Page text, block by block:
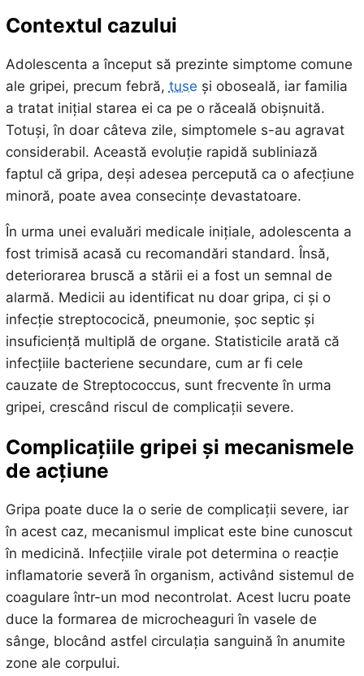
Contextul cazului
Adolescenta a început să prezinte simptome comune
ale gripei, precum febră, tuse și oboseală, iar familia
a tratat inițial starea ei ca pe o răceală obișnuită.
Totuși, în doar câteva zile, simptomele s-au agravat
considerabil. Această evoluție rapidă subliniază
faptul că gripa, deși adesea percepută ca o afecțiune
minoră, poate avea consecințe devastatoare.
În urma unei evaluări medicale inițiale, adolescenta a
fost trimisă acasă cu recomandări standard. Însă,
deteriorarea bruscă a stării ei a fost un semnal de
alarmă. Medicii au identificat nu doar gripa, ci și o
infecție streptococică, pneumonie, șoc septic și
insuficiență multiplă de organe. Statisticile arată că
infecțiile bacteriene secundare, cum ar fi cele
cauzate de Streptococcus, sunt frecvente în urma
gripei, crescând riscul de complicații severe.
Complicațiile gripei și mecanismele
de acțiune
Gripa poate duce la o serie de complicații severe, iar
în acest caz, mecanismul implicat este bine cunoscut
în medicină. Infecțiile virale pot determina o reacție
inflamatorie severă în organism, activând sistemul de
coagulare într-un mod necontrolat. Acest lucru poate
duce la formarea de microcheaguri în vasele de
sânge, blocând astfel circulația sanguină în anumite
zone ale corpului.